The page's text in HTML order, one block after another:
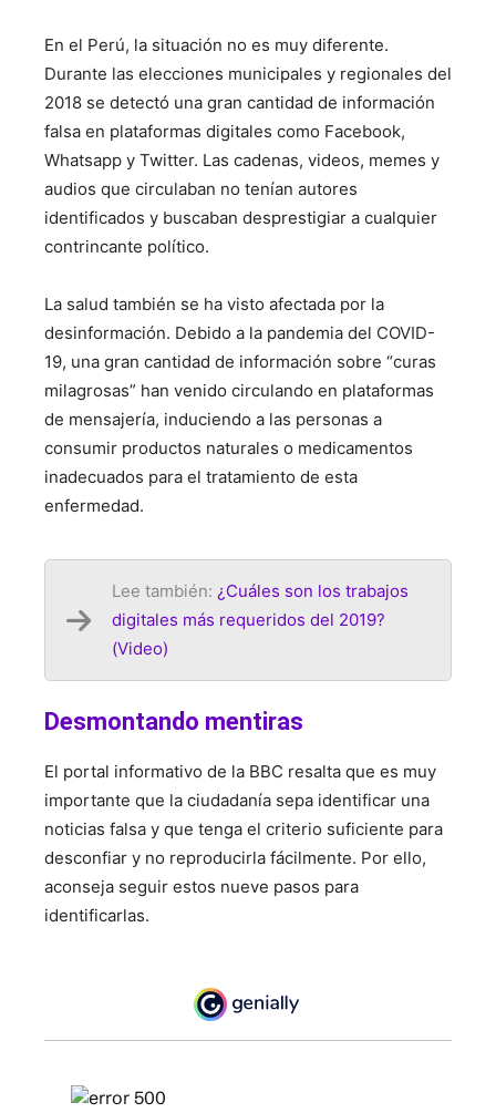
En el Perú, la situación no es muy diferente.
Durante las elecciones municipales y regionales del
2018 se detectó una gran cantidad de información
falsa en plataformas digitales como Facebook,
Whatsapp y Twitter. Las cadenas, videos, memes y
audios que circulaban no tenían autores
identificados y buscaban desprestigiar a cualquier
contrincante político.
La salud también se ha visto afectada por la
desinformación. Debido a la pandemia del COVID-
19, una gran cantidad de información sobre “curas
milagrosas” han venido circulando en plataformas
de mensajería, induciendo a las personas a
consumir productos naturales o medicamentos
inadecuados para el tratamiento de esta
enfermedad.
Lee también: ¿Cuáles son los trabajos
digitales más requeridos del 2019?
(Video)
Desmontando mentiras
El portal informativo de la BBC resalta que es muy
importante que la ciudadanía sepa identificar una
noticias falsa y que tenga el criterio suficiente para
desconfiar y no reproducirla fácilmente. Por ello,
aconseja seguir estos nueve pasos para
identificarlas.